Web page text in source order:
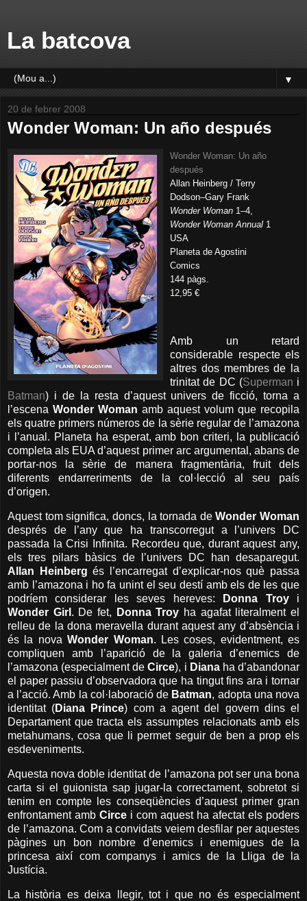
La batcova
▼
20 de febrer 2008
Wonder Woman: Un año después
Wonder Woman: Un año
después
Allan Heinberg / Terry
Dodson–Gary Frank
Wonder Woman 1–4,
Wonder Woman Annual 1
USA
Planeta de Agostini
Comics
144 pàgs.
12,95 €
Amb un retard
considerable respecte els
altres dos membres de la
trinitat de DC (Superman i
Batman) i de la resta d’aquest univers de ficció, torna a
l’escena Wonder Woman amb aquest volum que recopila
els quatre primers números de la sèrie regular de l’amazona
i l’anual. Planeta ha esperat, amb bon criteri, la publicació
completa als EUA d’aquest primer arc argumental, abans de
portar-nos la sèrie de manera fragmentària, fruit dels
diferents endarreriments de la col·lecció al seu país
d’origen.
Aquest tom significa, doncs, la tornada deWonder Woman
després de l’any que ha transcorregut a l’univers DC
passada la Crisi Infinita. Recordeu que, durant aquest any,
els tres pilars bàsics de l’univers DC han desaparegut.
Allan Heinberg és l’encarregat d’explicar-nos què passa
amb l’amazona i ho fa unint el seu destí amb els de les que
podríem considerar les seves hereves:
Donna Troyi
Wonder Girl . De fet, Donna Troy ha agafat literalment el
relleu de la dona meravella durant aquest any d’absència i
és la novaWonder Woman. Les coses, evidentment, es
compliquen amb l’aparició de la galeria d’enemics de
l’amazona (especialment deCirce), i Dianaha d’abandonar
el paper passiu d’observadora que ha tingut fins ara i tornar
a l’acció. Amb la col·laboració de Batman, adopta una nova
identitat (Diana Prince) com a agent del govern dins el
Departament que tracta els assumptes relacionats amb els
metahumans, cosa que li permet seguir de ben a prop els
esdeveniments.
Aquesta nova doble identitat de l’amazona pot ser una bona
carta si el guionista sap jugar-la correctament, sobretot si
tenim en compte les conseqüències d’aquest primer gran
enfrontament amb Circe i com aquest ha afectat els poders
de l’amazona. Com a convidats veiem desfilar per aquestes
pàgines un bon nombre d’enemics i enemigues de la
princesa així com companys i amics de la Lliga de la
Justícia.
La història es deixa llegir, tot i que no és especialment